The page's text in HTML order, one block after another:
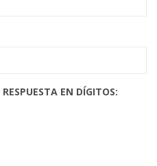
EN DÍGITOS: